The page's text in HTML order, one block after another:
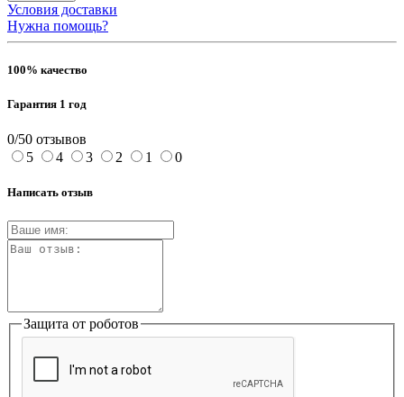
Условия доставки
Нужна помощь?
100% качество
Гарантия 1 год
0/50 отзывов
5
4 3 2 1 0
Написать отзыв
Защита от роботов